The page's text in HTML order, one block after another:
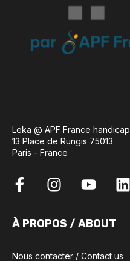
Leka @ APF France handicap
13 Place de Rungis 75013
Paris - France
À PROPOS / ABOUT
Nous contacter / Contact us